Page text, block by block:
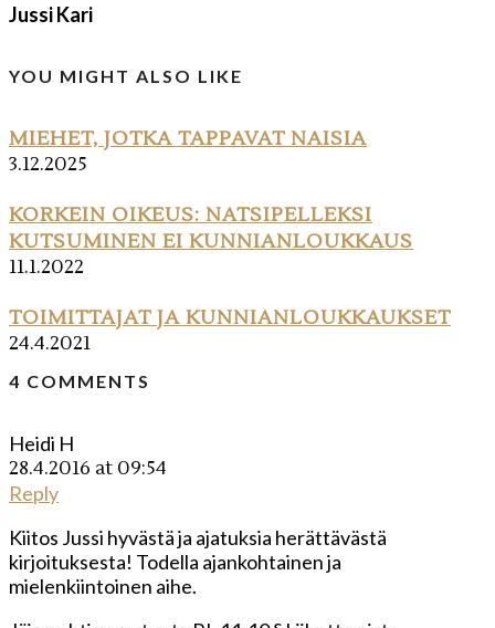
Jussi Kari
YOU MIGHT ALSO LIKE
MIEHET, JOTKA TAPPAVAT NAISIA
3.12.2025
KORKEIN OIKEUS: NATSIPELLEKSI
KUTSUMINEN EI KUNNIANLOUKKAUS
11.1.2022
TOIMITTAJAT JA KUNNIANLOUKKAUKSET
24.4.2021
4 COMMENTS
Heidi H
28.4.2016 at 09:54
Reply
Kiitos Jussi hyvästä ja ajatuksia herättävästä
kirjoituksesta! Todella ajankohtainen ja
mielenkiintoinen aihe.